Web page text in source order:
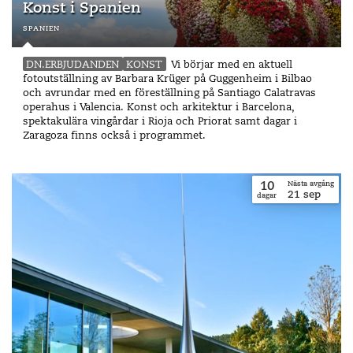
Vi går sedan via Stadshuset, det omtalade Timmerhuis
och flera andra spännande byggnader i Rotterdams
centrala delar och ska också passa på att se den väldigt
häftiga stationen, invigd 2014 och ritad av ytterligare en
av de stora nederländska arkitektbyråerna, Benthem
Crouwel.
Rotterdam är verkligen en av städerna som kommit längst
Dag 5
Rotterdam
Konst i Spanien
spanien
DN.ERBJUDANDEN KONST
Vi börjar med en aktuell
fotoutställning av Barbara Krüger på Guggenheim i Bilbao
och avrundar med en föreställning på Santiago Calatravas
operahus i Valencia. Konst och arkitektur i Barcelona,
spektakulära vingårdar i Rioja och Priorat samt dagar i
Zaragoza finns också i programmet.
10
dagar
Nästa avgång
21 sep